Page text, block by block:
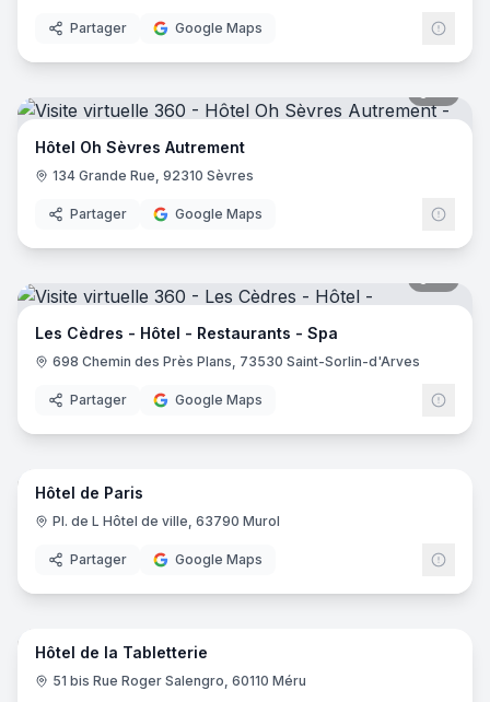
Partager Google Maps
Hôtel Oh Sèvres Autrement
134 Grande Rue, 92310 Sèvres
Partager Google Maps
Les Cèdres - Hôtel - Restaurants - Spa
698 Chemin des Près Plans, 73530 Saint-Sorlin-d'Arves
Partager Google Maps
10
Hôtel de Paris
Pl. de L Hôtel de ville, 63790 Murol
Partager Google Maps
16
Hôtel de la Tabletterie
51 bis Rue Roger Salengro, 60110 Méru